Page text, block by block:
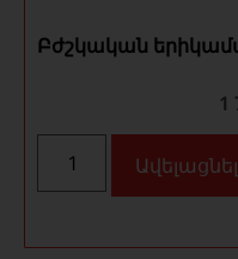
Բժշկական
1